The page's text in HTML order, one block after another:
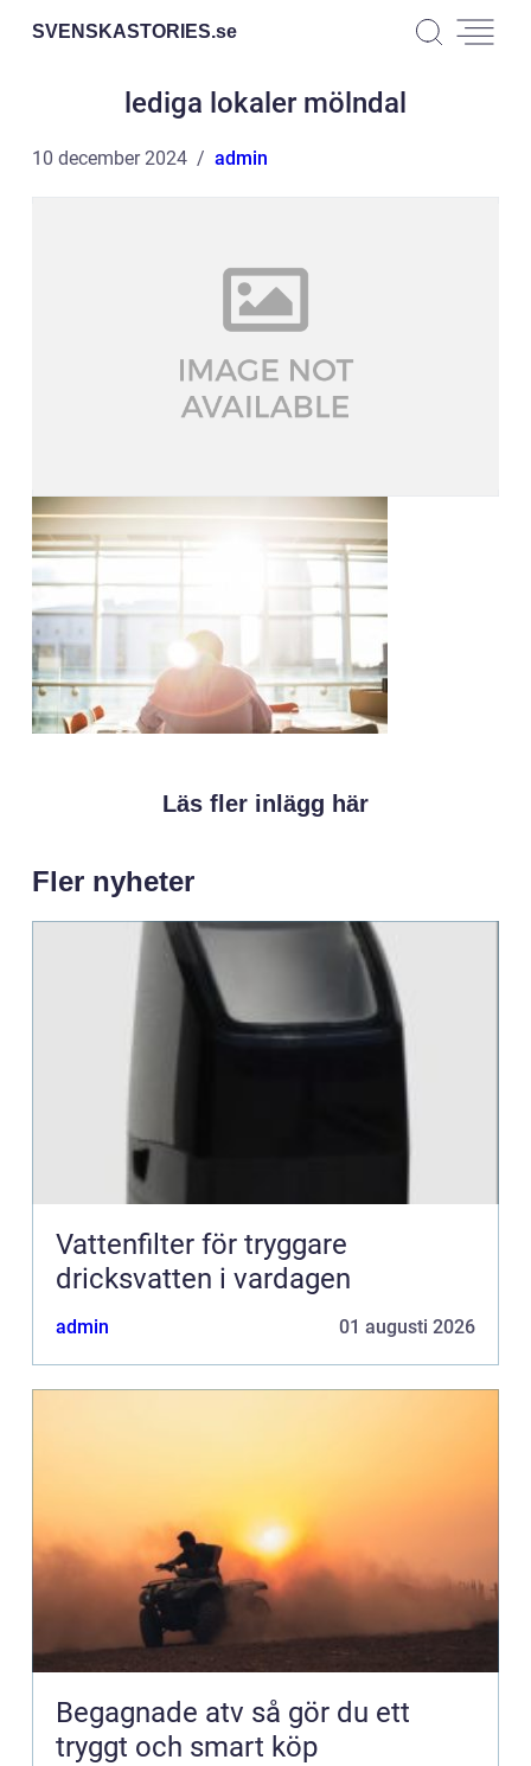
SVENSKASTORIES.se
lediga lokaler mölndal
10 december 2024 admin
Läs fler inlägg här
Fler nyheter
Vattenfilter för tryggare
dricksvatten i vardagen
admin 01 augusti 2026
Begagnade atv så gör du ett
tryggt och smart köp